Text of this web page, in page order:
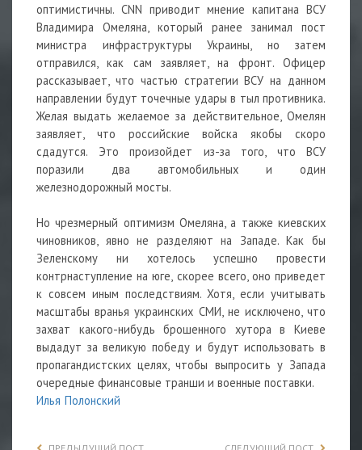
оптимистичны. CNN приводит мнение капитана ВСУ
Владимира Омеляна, который ранее занимал пост
министра инфраструктуры Украины, но затем
отправился, как сам заявляет, на фронт. Офицер
рассказывает, что частью стратегии ВСУ на данном
направлении будут точечные удары в тыл противника.
Желая выдать желаемое за действительное, Омелян
заявляет, что российские войска якобы скоро
сдадутся. Это произойдет из-за того, что ВСУ
поразили два автомобильных и один
железнодорожный мосты.
Но чрезмерный оптимизм Омеляна, а также киевских
чиновников, явно не разделяют на Западе. Как бы
Зеленскому ни хотелось успешно провести
контрнаступление на юге, скорее всего, оно приведет
к совсем иным последствиям. Хотя, если учитывать
масштабы вранья украинских СМИ, не исключено, что
захват какого-нибудь брошенного хутора в Киеве
выдадут за великую победу и будут использовать в
пропагандистских целях, чтобы выпросить у Запада
очередные финансовые транши и военные поставки.
Илья Полонский